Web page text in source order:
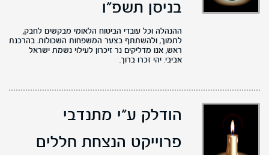
בניסן תשפ"ו
ההנהלה וכל עובדי הביטוח הלאומי מבקשים לחבק,
לתמוך, ולהשתתף בצער המשפחות השכולות. בהרכנת
ראש, אנו מדליקים נר זיכרון לעילוי נשמת ישראל
אביבי. יהי זכרו ברוך.
הודלק ע"י מתנדבי
פרוייקט הנצחת חללים